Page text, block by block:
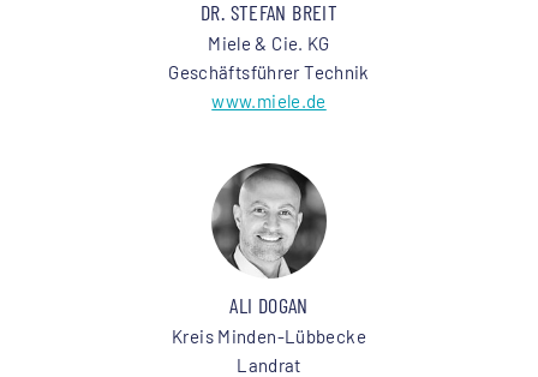
DR. STEFAN BREIT
Miele & Cie. KG
Geschäftsführer Technik
www.miele.de
ALI DOGAN
Kreis Minden-Lübbecke
Landrat